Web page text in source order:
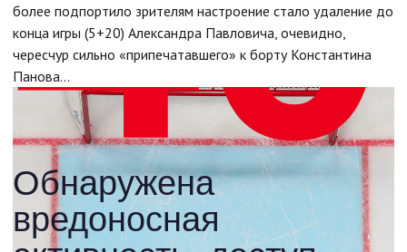
более подпортило зрителям настроение стало удаление до
конца игры (5+20) Александра Павловича, очевидно,
чересчур сильно «припечатавшего» к борту Константина
Панова…